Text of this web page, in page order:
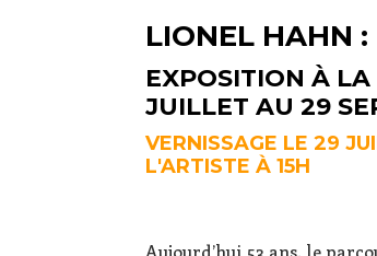
LIONEL HAHN :
EXPOSITION À
JUILLET AU 29
VERNISSAGE LE 29
L'ARTISTE À 15H